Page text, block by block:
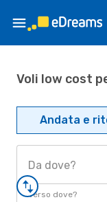
Voli low cost
Andata e
Da dove?
Verso dove?